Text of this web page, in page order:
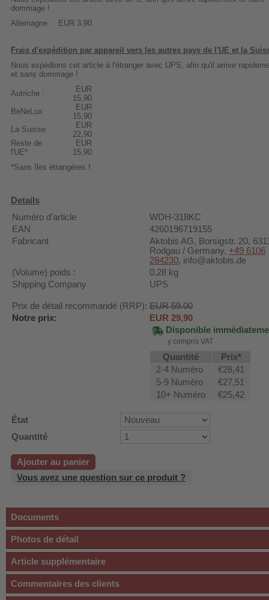
dommage !
Allemagne :
EUR 3,90
Frais d'expédition par appareil vers les autres pays de l'UE et la
Nous expédions cet article à l'étranger avec UPS, afin qu'il arrive
et sans dommage !
Autriche :
EUR
15,90
BeNeLux
EUR
15,90
La Suisse
EUR
22,90
Reste de
l'UE*
EUR
15,90
*Sans îles étrangères !
Details
Numéro d'article
WDH-318KC
EAN
4260196719155
Fabricant
Aktobis AG, Borsigstr. 20,
Rodgau / Germany, +49 6106
284230, info@aktobis.de
(Volume) poids :
0,28 kg
Shipping Company
UPS
Prix de détail recommandé (RRP): EUR 59.00
Notre prix:
EUR 29,90
Disponible
y compris VAT
Quantité
Prix*
2-4 Numéro
€28,41
5-9 Numéro
€27,51
10+ Numéro
€25,42
État
Quantité
Ajouter au panier
Vous avez une question sur ce produit ?
Documents
Photos de détail
Article supplémentaire
Commentaires des clients